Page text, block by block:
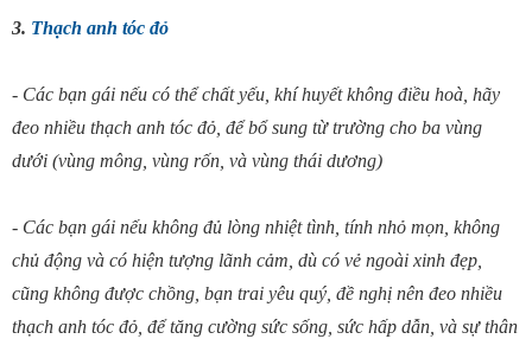
3. Thạch anh tóc đỏ
- Các bạn gái nếu có thể chất yếu, khí huyết không điều hoà, hãy
đeo nhiều thạch anh tóc đỏ, để bổ sung từ trường cho ba vùng
dưới (vùng mông, vùng rốn, và vùng thái dương)
- Các bạn gái nếu không đủ lòng nhiệt tình, tính nhỏ mọn, không
chủ động và có hiện tượng lãnh cảm, dù có vẻ ngoài xinh đẹp,
cũng không được chồng, bạn trai yêu quý, đề nghị nên đeo nhiều
thạch anh tóc đỏ, để tăng cường sức sống, sức hấp dẫn, và sự thân